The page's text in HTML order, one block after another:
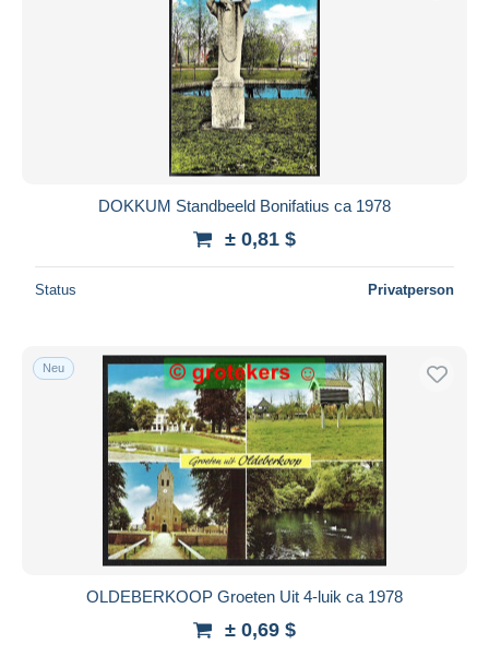
DOKKUM Standbeeld Bonifatius ca 1978
± 0,81 $
Status Privatperson
Neu
OLDEBERKOOP Groeten Uit 4-luik ca 1978
± 0,69 $